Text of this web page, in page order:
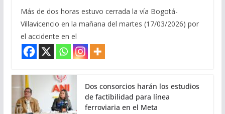
Más de dos horas estuvo cerrada la vía Bogotá-
Villavicencio en la mañana del martes (17/03/2026) por
el accidente en el
Dos consorcios harán los estudios
de factibilidad para línea
ferroviaria en el Meta